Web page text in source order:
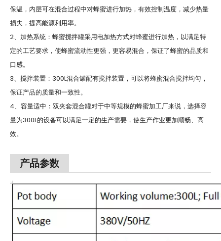
保温，内层可在混合过程中对蜂蜜进行加热，有效控制温度，减少热量
损失，提高能源利用率。
2、加热系统：蜂蜜搅拌罐采用电加热方式对蜂蜜进行加热，以满足特
定的工艺要求，使蜂蜜流动性更强，更容易混合，保证了蜂蜜的品质和
口感。
3、搅拌装置：300L混合罐配有搅拌装置，可以将蜂蜜混合搅拌均匀，
保证产品的质量和一致性。
4、容量适中：双夹套混合罐对于中等规模的蜂蜜加工厂来说，选择容
量为300L的设备可以满足一定的生产需要，使生产作业更加顺畅、高
效。
产品参数